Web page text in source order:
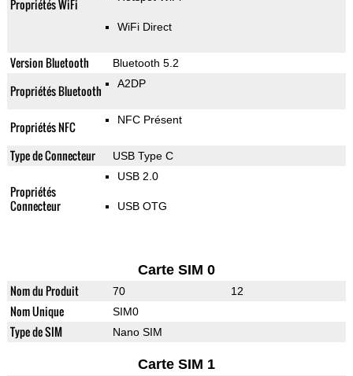
Propriétés WiFi
WiFi Direct
Version Bluetooth Bluetooth 5.2
Propriétés Bluetooth A2DP
Propriétés NFC NFC Présent
Type de Connecteur USB Type C
Propriétés
Connecteur
USB 2.0
USB OTG
Carte SIM 0
Nom du Produit 70 12
Nom Unique SIM0
Type de SIM Nano SIM
Carte SIM 1